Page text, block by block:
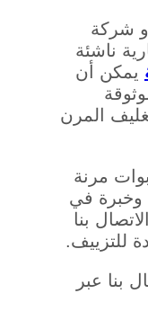
شركة
ناشئة
يمكن أن
المرن
مرنة
وخبرة في
بنا
للتزييف.
بنا عبر